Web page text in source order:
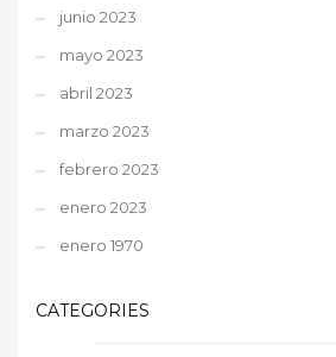
junio 2023
mayo 2023
abril 2023
marzo 2023
febrero 2023
enero 2023
enero 1970
CATEGORIES